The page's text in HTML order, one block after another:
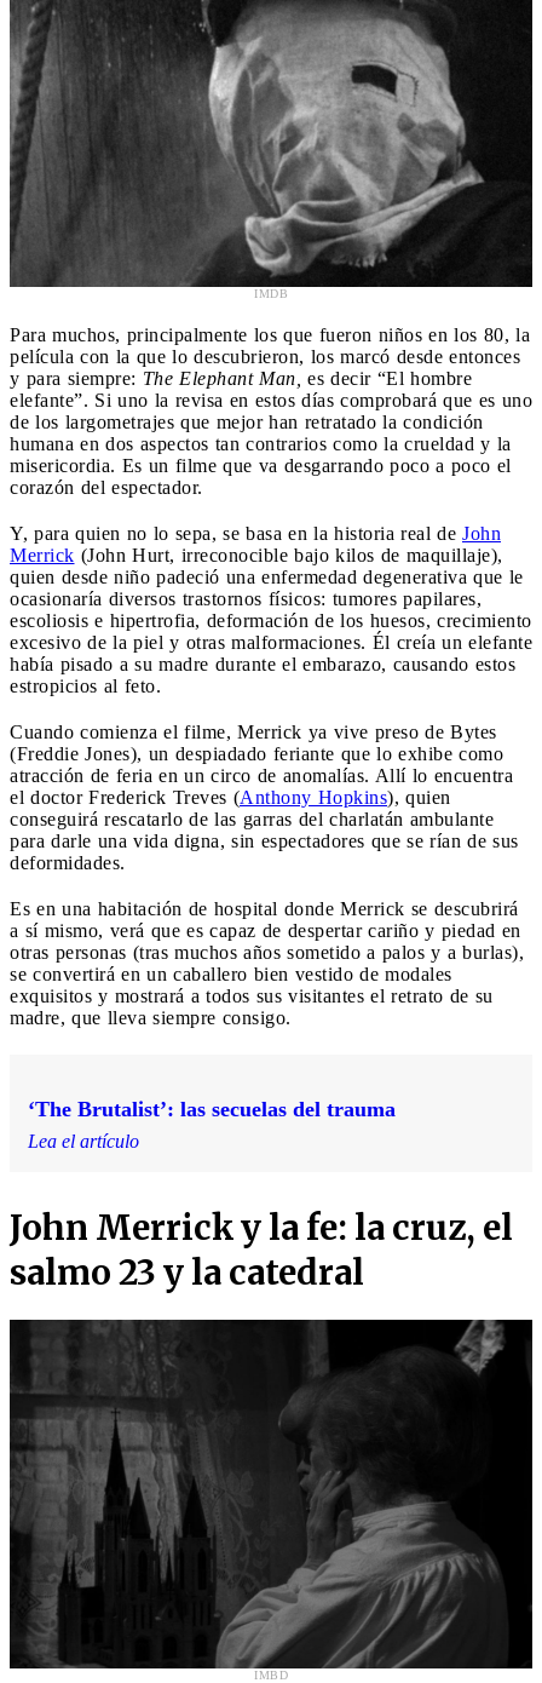
IMDB
Para muchos, principalmente los que fueron niños en los 80, la
película con la que lo descubrieron, los marcó desde entonces
y para siempre: The Elephant Man, es decir “El hombre
elefante”. Si uno la revisa en estos días comprobará que es uno
de los largometrajes que mejor han retratado la condición
humana en dos aspectos tan contrarios como la crueldad y la
misericordia. Es un filme que va desgarrando poco a poco el
corazón del espectador.
Y, para quien no lo sepa, se basa en la historia real de John
Merrick (John Hurt, irreconocible bajo kilos de maquillaje),
quien desde niño padeció una enfermedad degenerativa que le
ocasionaría diversos trastornos físicos: tumores papilares,
escoliosis e hipertrofia, deformación de los huesos, crecimiento
excesivo de la piel y otras malformaciones. Él creía un elefante
había pisado a su madre durante el embarazo, causando estos
estropicios al feto.
Cuando comienza el filme, Merrick ya vive preso de Bytes
(Freddie Jones), un despiadado feriante que lo exhibe como
atracción de feria en un circo de anomalías. Allí lo encuentra
el doctor Frederick Treves (Anthony Hopkins), quien
conseguirá rescatarlo de las garras del charlatán ambulante
para darle una vida digna, sin espectadores que se rían de sus
deformidades.
Es en una habitación de hospital donde Merrick se descubrirá
a sí mismo, verá que es capaz de despertar cariño y piedad en
otras personas (tras muchos años sometido a palos y a burlas),
se convertirá en un caballero bien vestido de modales
exquisitos y mostrará a todos sus visitantes el retrato de su
madre, que lleva siempre consigo.
‘The Brutalist’: las secuelas del trauma
Lea el artículo
John Merrick y la fe: la cruz, el
salmo 23 y la catedral
IMBD